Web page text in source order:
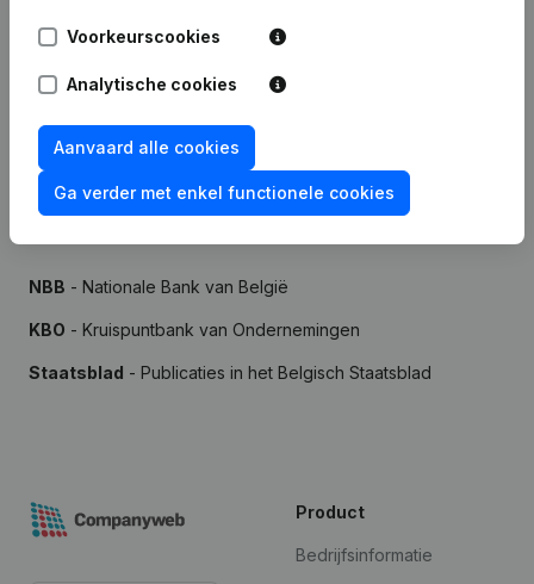
Probeer gratis Meer ontdekken
7 dagen gratis proefperiode, geen kredietkaart vereist.
NBB - Nationale Bank van België
KBO - Kruispuntbank van Ondernemingen
Staatsblad - Publicaties in het Belgisch Staatsblad
Voorkeurscookies
Analytische cookies
Aanvaard alle cookies
Ga verder met enkel functionele cookies
Product
Bedrijfsinformatie